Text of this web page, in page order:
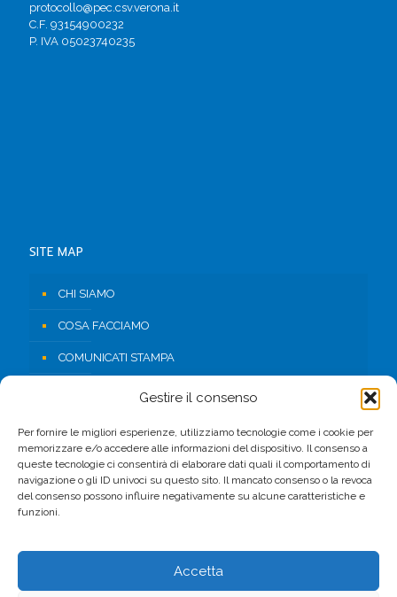
Gestire il consenso
Per fornire le migliori esperienze, utilizziamo tecnologie come i cookie per
memorizzare e/o accedere alle informazioni del dispositivo. Il consenso a
queste tecnologie ci consentirà di elaborare dati quali il comportamento di
navigazione o gli ID univoci su questo sito. Il mancato consenso o la revoca
del consenso possono influire negativamente su alcune caratteristiche e
funzioni.
Accetta
protocollo@pec.csv.verona.it
C.F. 93154900232
P. IVA 05023740235
SITE MAP
CHI SIAMO
COSA FACCIAMO
COMUNICATI STAMPA
AREA RISERVATA
FACEBOOK